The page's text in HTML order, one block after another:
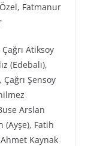
Fatmanur
Atiksoy
(Edebalı),
Şensoy
Arslan
(Ayşe), Fatih
Kaynak